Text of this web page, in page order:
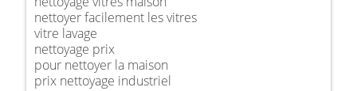
nettoyer facilement les vitres
vitre lavage
nettoyage prix
pour nettoyer la maison
prix nettoyage industriel